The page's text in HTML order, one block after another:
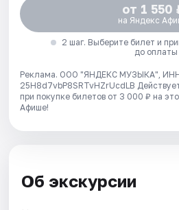
от 1 550
на Яндекс
2 шаг. Выберите билет и
до оплаты
Реклама. ООО "ЯНДЕКС МУЗЫКА",
25H8d7vbP8SRTvHZrUcdLB
при покупке билетов от 3 000 ₽ на
Афише!
Об экскурсии